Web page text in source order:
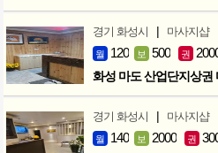
경기 화성시 | 마사지샵
월 120 보 500 권
화성 마도 산업단지상권
경기 화성시 | 마사지샵
월 140 보 2000 권